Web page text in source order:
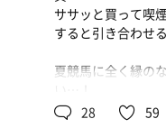
最後はつゆを蕎
完全なる副交感神
スペシャルなリラ
しっかりと休憩を
これも残り数本か…
シャキッと締めて
あまみ全開全裸仁
外はまだ明るい。
る。
ひとしきり下界を
そういえば二人掛
本日のラインナッ
ツ＆カカオ。換気
偶然セッションも
おかげさまでした
ササッと買って喫
すると引き合わせ
夏競馬に全く縁の
いざ！函館記念！
28 59